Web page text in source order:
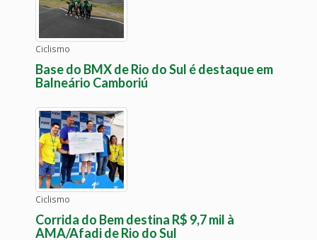
Ciclismo
Base do BMX de Rio do Sul é destaque em
Balneário Camboriú
Ciclismo
Corrida do Bem destina R$ 9,7 mil à
AMA/Afadi de Rio do Sul